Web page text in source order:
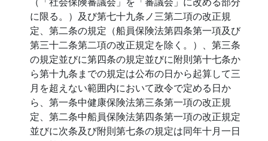
に限る。）及び第七十九条ノ三第二項の改正規
定、第二条の規定（船員保険法第四条第一項及び
第三十二条第二項の改正規定を除く。）、第三条
の規定並びに第四条の規定並びに附則第十七条か
ら第十九条までの規定は公布の日から起算して三
月を超えない範囲内において政令で定める日か
ら、第一条中健康保険法第三条第一項の改正規
定、第二条中船員保険法第四条第一項の改正規定
並びに次条及び附則第七条の規定は同年十月一日